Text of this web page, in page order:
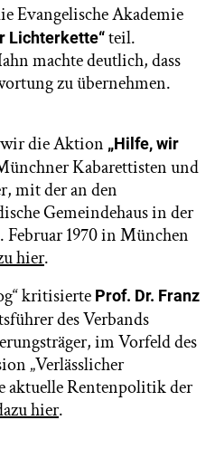
Evangelische Akademie
Lichterkette“teil.
machte deutlich, dass
zu übernehmen.
die Aktion „Hilfe, wir
Kabarettisten und
mit der an den
Gemeindehaus in der
Februar 1970 in München
hier.
kritisierte Prof. Dr. Franz
des Verbands
im Vorfeld des
„Verlässlicher
aktuelle Rentenpolitik der
hier.